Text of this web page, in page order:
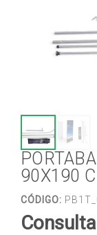
90X190
CÓDIGO: